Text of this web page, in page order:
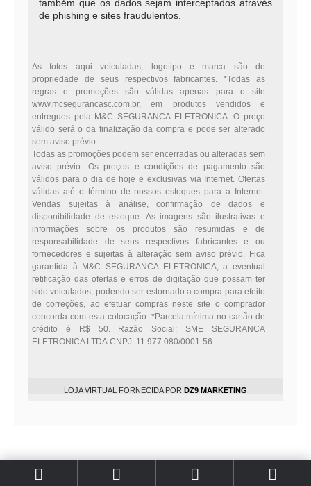
também que os dados sejam interceptados através
de phishing e sites fraudulentos.
As fotos aqui veiculadas, logotipo e marca são de
propriedade de seus respectivos fabricantes. *Todas as
regras e promoções são válidas apenas para o site
www.mcsegurancasc.com.br, em produtos vendidos e
entregues pela M&C SEGURANCA ELETRONICA. O preço
válido será o da finalização da compra e pode ser alterado
sem aviso prévio.
Todas as promoções podem ser encerradas ou alteradas sem
aviso prévio. Os preços e condições de pagamento são
válidos para o dia de hoje e exclusivas via Internet. Ofertas
válidas até o término de nossos estoques para a Internet.
Vendas sujeitas à análise, confirmação de dados e
disponibilidade de estoque. As imagens são ilustrativas e
informações sobre os produtos são resumidas e de
responsabilidade de seus respectivos fabricantes e ou
fornecedores e sujeitas à alteração sem aviso prévio. Fica
garantida à M&C SEGURANCA ELETRONICA, a eventual
retificação das ofertas e erros de digitação que possam ter
sido veiculados, podendo ser estornado a compra para efeito
de correções, ao efetuar compras neste site o comprador
concorda com esta colocação. *Parcela mínima no cartão de
crédito é R$ 50. Razão Social: SME SEGURANCA
ELETRONICA LTDA CNPJ: 11.977.080/0001-56.
LOJA VIRTUAL FORNECIDA POR DZ9 MARKETING